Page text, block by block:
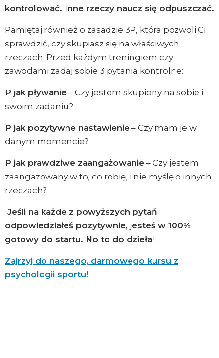
kontrolować. Inne rzeczy naucz się odpuszczać.
Pamiętaj również o zasadzie 3P, która pozwoli Ci
sprawdzić, czy skupiasz się na właściwych
rzeczach. Przed każdym treningiem czy
zawodami zadaj sobie 3 pytania kontrolne:
P jak pływanie – Czy jestem skupiony na sobie i
swoim zadaniu?
P jak pozytywne nastawienie – Czy mam je w
danym momencie?
P jak prawdziwe zaangażowanie – Czy jestem
zaangażowany w to, co robię, i nie myślę o innych
rzeczach?
Jeśli na każde z powyższych pytań
odpowiedziałeś pozytywnie, jesteś w 100%
gotowy do startu. No to do dzieła!
Zajrzyj do naszego, darmowego kursu z
psychologii sportu!